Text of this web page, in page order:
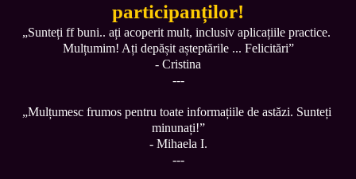
participanților!
„Sunteți ff buni.. ați acoperit mult, inclusiv aplicațiile practice.
Mulțumim! Ați depășit așteptările ... Felicitări”
- Cristina
---
„Mulțumesc frumos pentru toate informațiile de astăzi. Sunteți
minunați!”
- Mihaela I.
---